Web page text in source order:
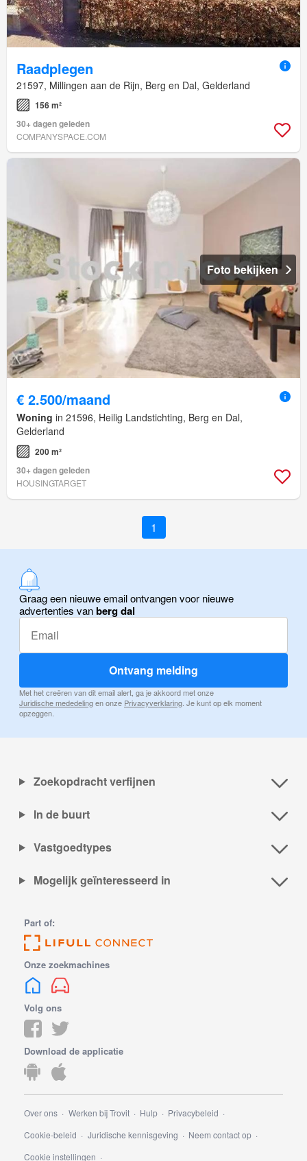
Raadplegen
21597, Millingen aan de Rijn, Berg en Dal, Gelderland
156 m²
30+ dagen geleden
COMPANYSPACE.COM
Foto bekijken
€ 2.500/maand
Woning in 21596, Heilig Landstichting, Berg en Dal,
Gelderland
200 m²
30+ dagen geleden
HOUSINGTARGET
1
Graag een nieuwe email ontvangen voor nieuwe
advertenties vanberg dal
Ontvang melding
Met het creëren van dit email alert, ga je akkoord met onze
Juridische mededelingen onze Privacyverklaring . Je kunt op elk moment
opzeggen.
Zoekopdracht verfijnen
In de buurt
Vastgoedtypes
Mogelijk geïnteresseerd in
Part of:
Onze zoekmachines
Volg ons
Download de applicatie
Over ons Werken bij Trovit Hulp
Privacybeleid
Cookie-beleid
Juridische kennisgeving
Neem contact op
Cookie instellingen